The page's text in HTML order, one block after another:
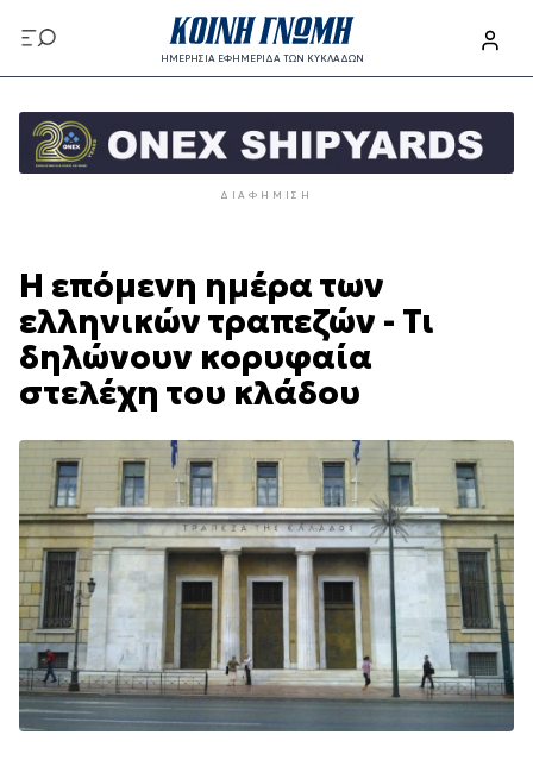
προς
το
περιεχόμενο
ΗΜΕΡΗΣΙΑ ΕΦΗΜΕΡΙΔΑ ΤΩΝ ΚΥΚΛΑΔΩΝ
προς
κυρίως
ΔΙΑΦΉΜΙΣΗ
Η επόμενη ημέρα των
ελληνικών τραπεζών - Τι
δηλώνουν κορυφαία
στελέχη του κλάδου